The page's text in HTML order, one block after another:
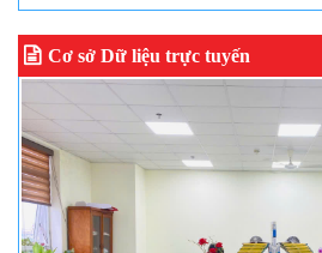
Cơ sở Dữ liệu trực tuyến